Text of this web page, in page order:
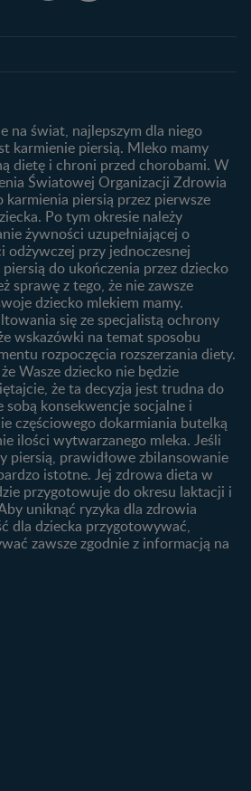
–
1. trymestr ciąży
2. trymestr ciąży
3. trymestr ciąży
Żywienie dziecka
10 sposobów jak poprawić
laktację
Jakie mleko następne
wybrać dla dziecka?
Jak rozszerzać dietę
niemowlaka?
na świat, najlepszym dla niego
karmienie piersią. Mleko mamy
dietę i chroni przed chorobami. W
Światowej Organizacji Zdrowia
karmienia piersią przez pierwsze
Po tym okresie należy
żywności uzupełniającej o
przy jednoczesnej
do ukończenia przez dziecko
sprawę z tego, że nie zawsze
dziecko mlekiem mamy.
się ze specjalistą ochrony
wskazówki na temat sposobu
rozpoczęcia rozszerzania diety.
Wasze dziecko nie będzie
że ta decyzja jest trudna do
sobą konsekwencje socjalne i
częściowego dokarmiania butelką
ilości wytwarzanego mleka. Jeśli
piersią, prawidłowe zbilansowanie
istotne. Jej zdrowa dieta w
przygotowuje do okresu laktacji i
uniknąć ryzyka dla zdrowia
dla dziecka przygotowywać,
zawsze zgodnie z informacją na